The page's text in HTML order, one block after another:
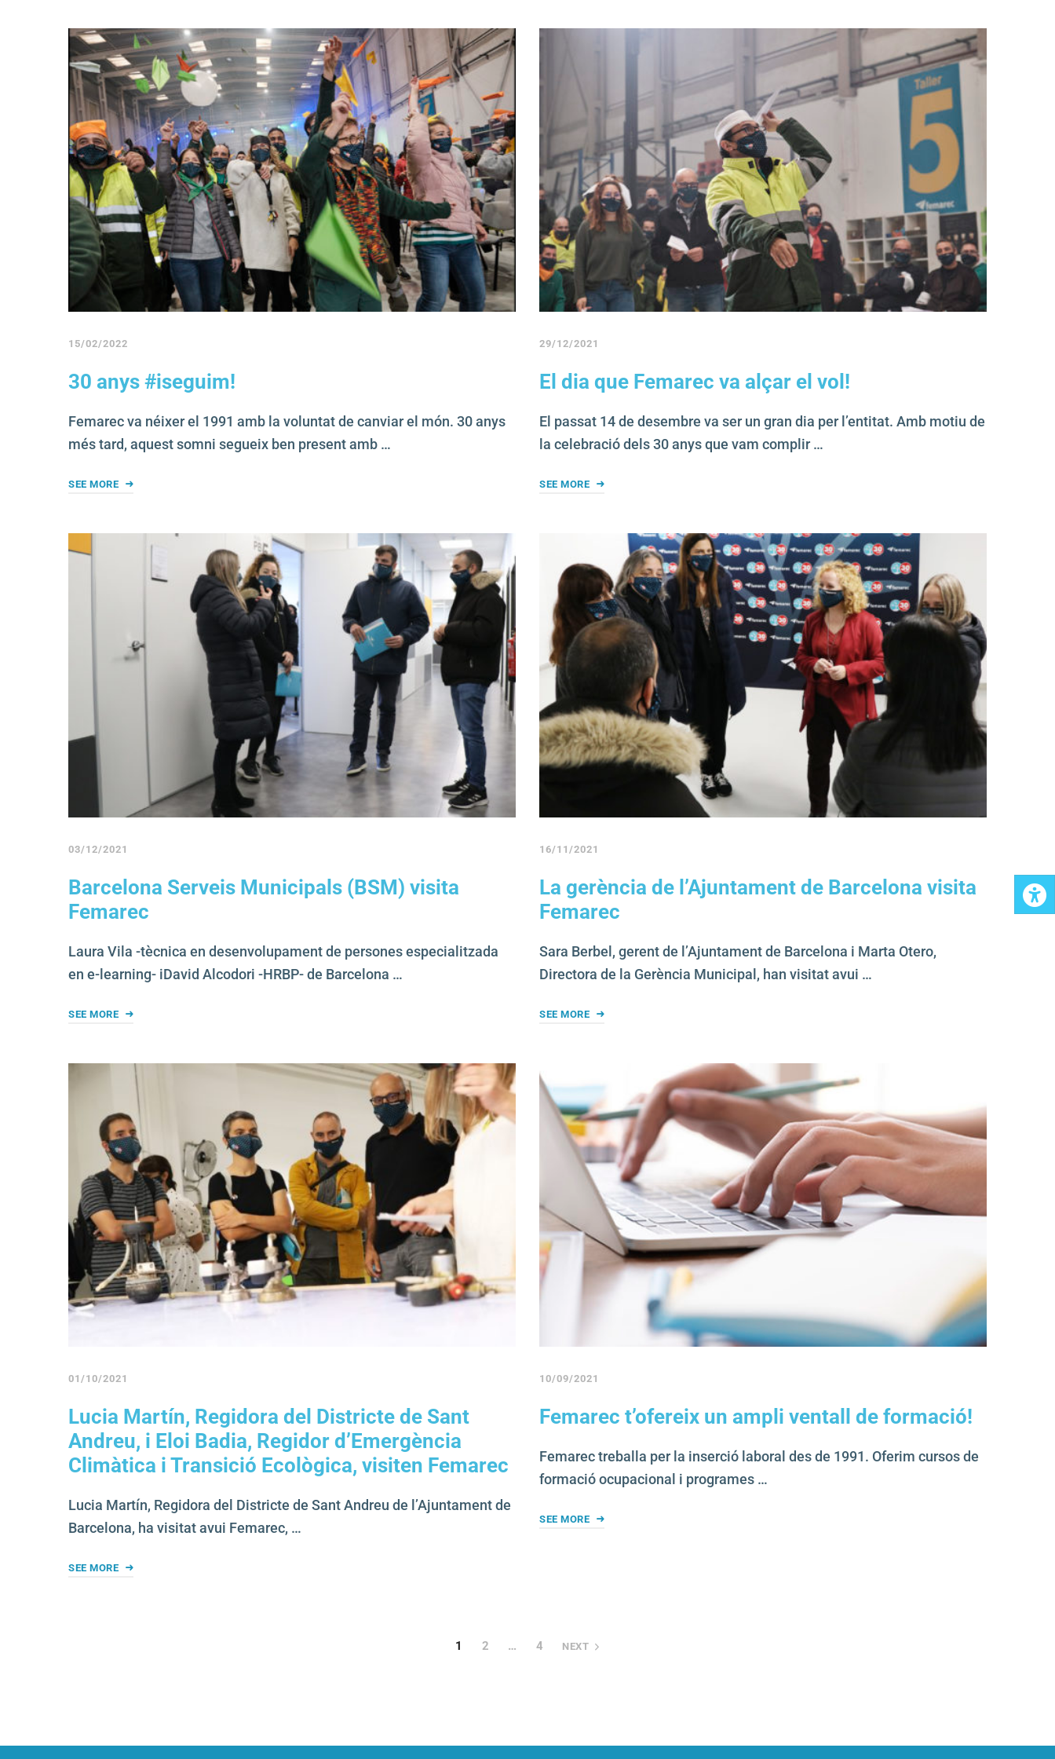
15/02/2022
30 anys #iseguim!
Femarec va néixer el 1991 amb la voluntat de canviar el món. 30 anys
més tard, aquest somni segueix ben present amb …
SEE MORE
29/12/2021
El dia que Femarec va alçar el vol!
El passat 14 de desembre va ser un gran dia per l’entitat. Amb motiu de
la celebració dels 30 anys que vam complir …
SEE MORE
03/12/2021
Barcelona Serveis Municipals (BSM) visita
Femarec
Laura Vila -tècnica en desenvolupament de persones especialitzada
en e-learning- iDavid Alcodori -HRBP- de Barcelona …
SEE MORE
16/11/2021
La gerència de l’Ajuntament de Barcelona visita
Femarec
Sara Berbel, gerent de l’Ajuntament de Barcelona i Marta Otero,
Directora de la Gerència Municipal, han visitat avui …
SEE MORE
01/10/2021
Lucia Martín, Regidora del Districte de Sant
Andreu, i Eloi Badia, Regidor d’Emergència
Climàtica i Transició Ecològica, visiten Femarec
Lucia Martín, Regidora del Districte de Sant Andreu de l’Ajuntament de
Barcelona, ha visitat avui Femarec, …
SEE MORE
10/09/2021
Femarec t’ofereix un ampli ventall de formació!
Femarec treballa per la inserció laboral des de 1991. Oferim cursos de
formació ocupacional i programes …
SEE MORE
1 2 … 4 NEXT